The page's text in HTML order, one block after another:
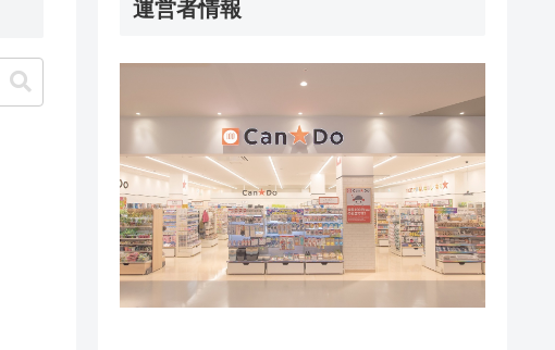
運営者情報